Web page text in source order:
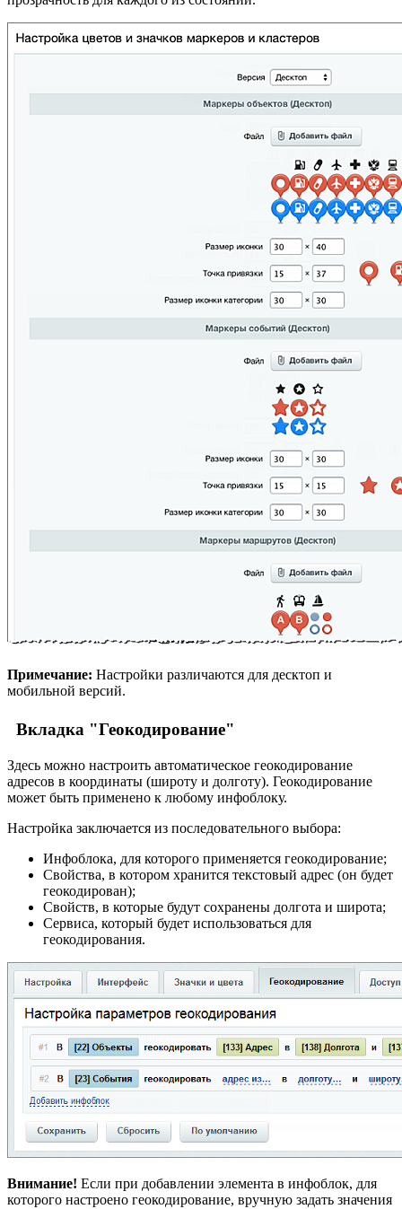
Примечание: Настройки различаются для десктоп и
мобильной версий.
Вкладка "Геокодирование"
Здесь можно настроить автоматическое геокодирование
адресов в координаты (широту и долготу). Геокодирование
может быть применено к любому инфоблоку.
Настройка заключается из последовательного выбора:
Инфоблока, для которого применяется геокодирование;
Свойства, в котором хранится текстовый адрес (он будет
геокодирован);
Свойств, в которые будут сохранены долгота и широта;
Сервиса, который будет использоваться для
геокодирования.
Внимание! Если при добавлении элемента в инфоблок, для
которого настроено геокодирование, вручную задать значения